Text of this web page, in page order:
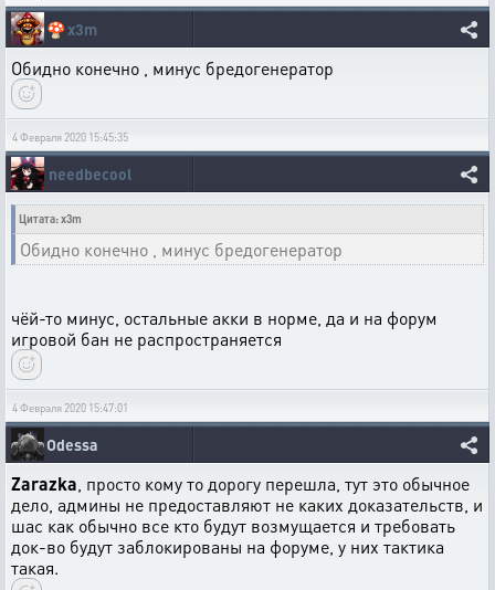
🍄x3m
Обидно конечно , минус бредогенератор
4 Февраля 2020 15:45:35
needbecool
Цитата: x3m
Обидно конечно , минус бредогенератор
чёй-то минус, остальные акки в норме, да и на форум
игровой бан не распространяется
4 Февраля 2020 15:47:01
Odessa
Zarazka , просто кому то дорогу перешла, тут это обычное
дело, админы не предоставляют не каких доказательств, и
шас как обычно все кто будут возмущается и требовать
док-во будут заблокированы на форуме, у них тактика
такая.